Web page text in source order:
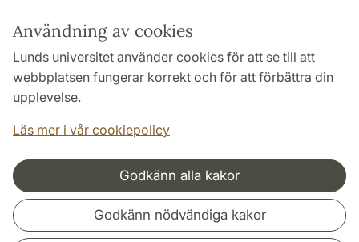
Användning av cookies
Lunds universitet använder cookies för att se till att
webbplatsen fungerar korrekt och för att förbättra din
upplevelse.
Läs mer i vår cookiepolicy
Godkänn alla kakor
Godkänn nödvändiga kakor
TYPO3-login
Följ oss i sociala medier
Samarbeten och nätverk